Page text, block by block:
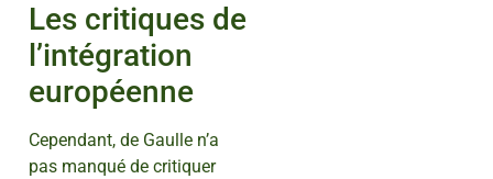
Les critiques de
l’intégration
européenne
Cependant, de Gaulle n’a
pas manqué de critiquer